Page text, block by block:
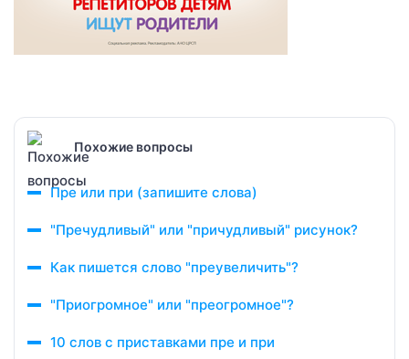
Похожие вопросы
Пре или при (запишите слова)
"Пречудливый" или "причудливый" рисунок?
Как пишется слово "преувеличить"?
"Приогромное" или "преогромное"?
10 слов с приставками пре и при